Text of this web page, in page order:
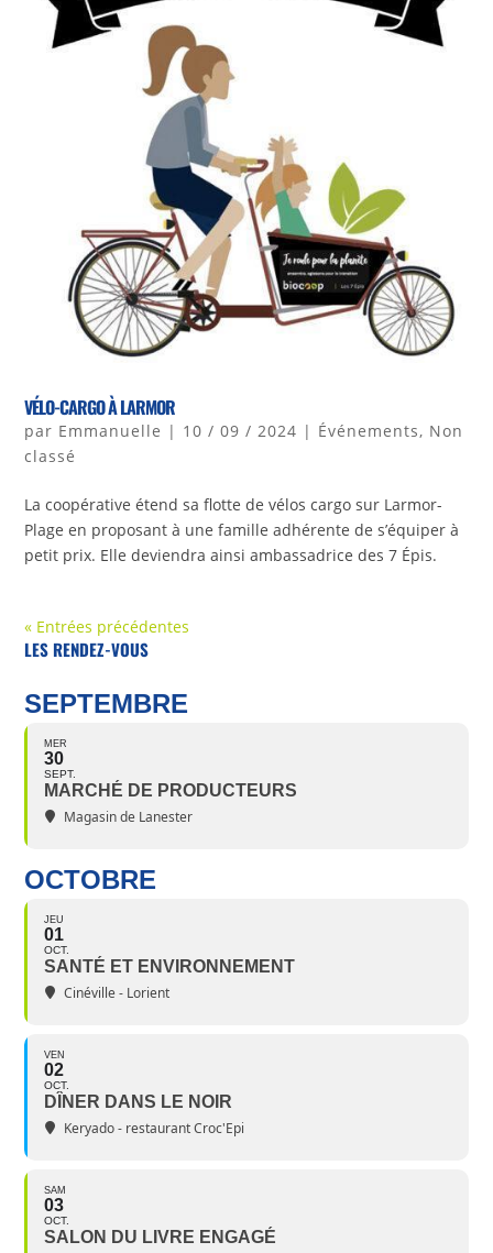
VÉLO-CARGO À LARMOR
par Emmanuelle | 10 / 09 / 2024 | Événements, Non
classé
La coopérative étend sa flotte de vélos cargo sur Larmor-
Plage en proposant à une famille adhérente de s’équiper à
petit prix. Elle deviendra ainsi ambassadrice des 7 Épis.
« Entrées précédentes
LES RENDEZ-VOUS
SEPTEMBRE
MER
30
SEPT.
MARCHÉ DE PRODUCTEURS
Magasin de Lanester
OCTOBRE
JEU
01
OCT.
SANTÉ ET ENVIRONNEMENT
Cinéville - Lorient
VEN
02
OCT.
DÎNER DANS LE NOIR
Keryado - restaurant Croc'Epi
SAM
03
OCT.
SALON DU LIVRE ENGAGÉ